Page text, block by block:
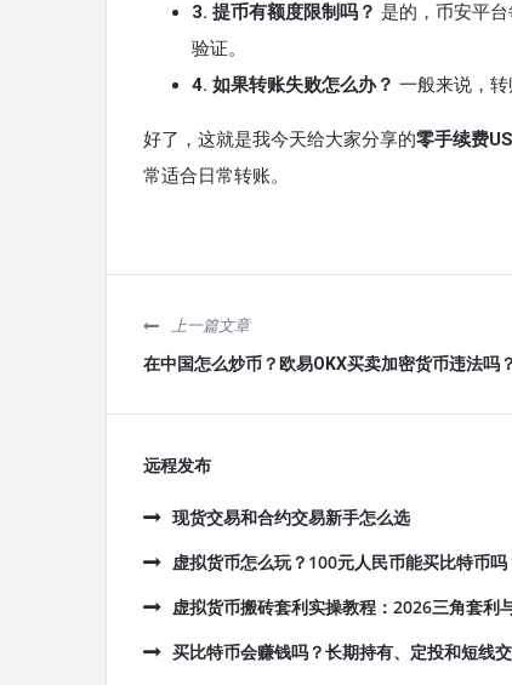
3. 提币有额度限制吗？ 是的，币安平
验证。
4. 如果转账失败怎么办？ 一般来说，
好了，这就是我今天给大家分享的零手续费
常适合日常转账。
上一篇文章
在中国怎么炒币？欧易OKX买卖加密货币违法吗？
远程发布
现货交易和合约交易新手怎么选
虚拟货币怎么玩？100元人民币能买比特币
虚拟货币搬砖套利实操教程：2026三角套利
买比特币会赚钱吗？长期持有、定投和短线